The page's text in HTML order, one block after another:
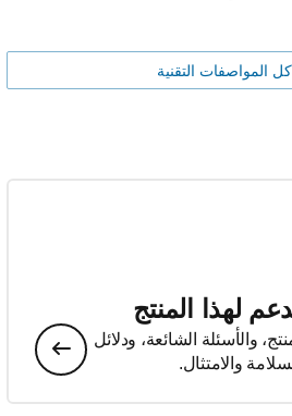
المواصفات التقنية
لهذا المنتج
والأسئلة الشائعة، ودلائل
والامتثال.